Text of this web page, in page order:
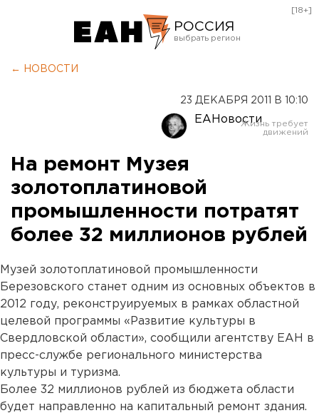
РОССИЯ
Оренбург
[18+]
← НОВОСТИ
23 ДЕКАБРЯ 2011 В 10:10
ЕАНовости
На ремонт Музея
золотоплатиновой
промышленности потратят
более 32 миллионов рублей
Музей золотоплатиновой промышленности
Березовского станет одним из основных объектов в
2012 году, реконструируемых в рамках областной
целевой программы «Развитие культуры в
Свердловской области», сообщили агентству ЕАН в
пресс-службе регионального министерства
культуры и туризма.
Более 32 миллионов рублей из бюджета области
будет направленно на капитальный ремонт здания.